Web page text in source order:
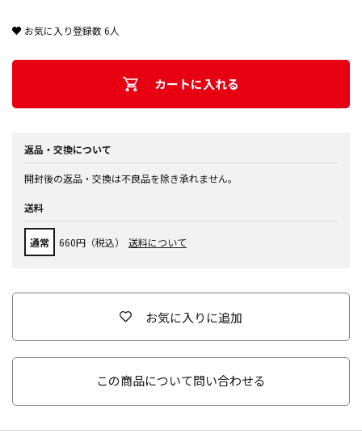
お気に入り登録数6人
カートに入れる
返品・交換について
開封後の返品・交換は不良品を除き承れません。
送料
通常 660円（税込） 送料について
お気に入りに追加
この商品について問い合わせる